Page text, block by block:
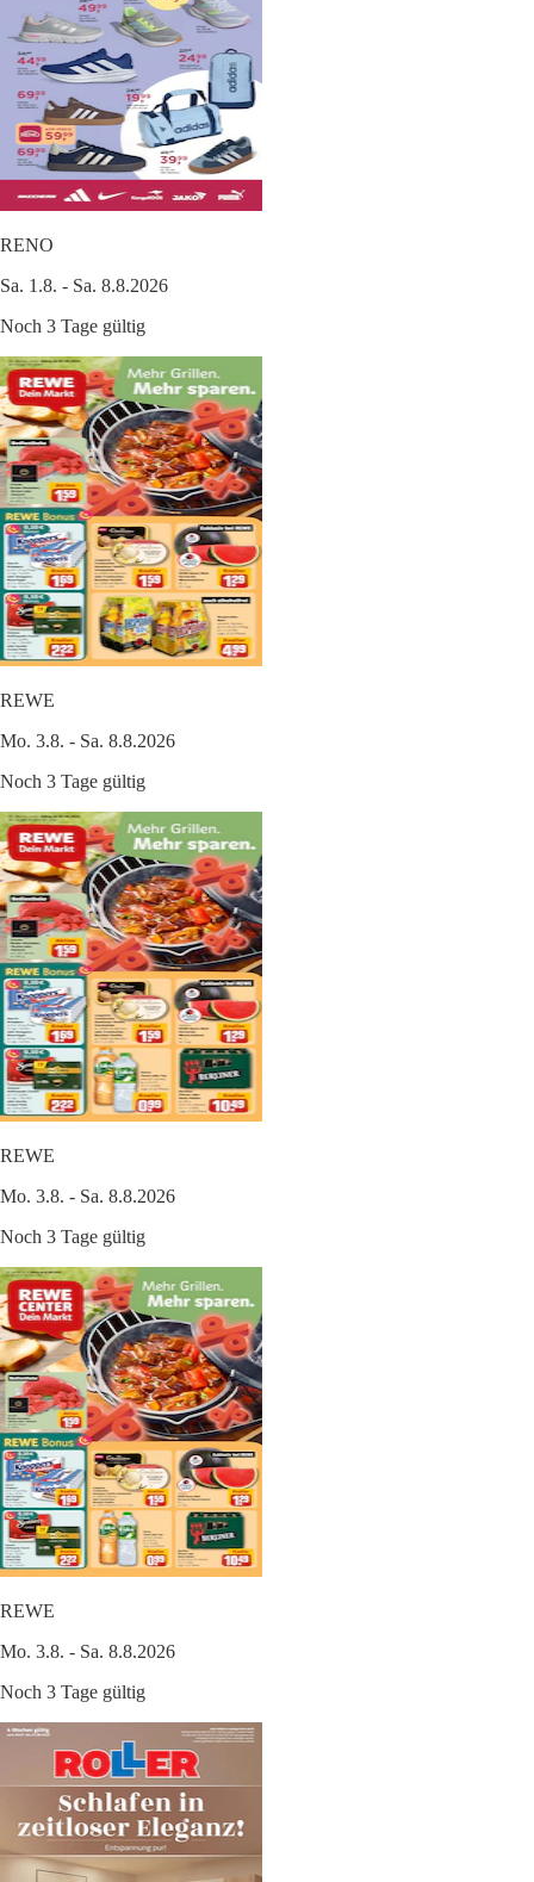
RENO
Sa. 1.8. - Sa. 8.8.2026
Noch 3 Tage gültig
REWE
Mo. 3.8. - Sa. 8.8.2026
Noch 3 Tage gültig
REWE
Mo. 3.8. - Sa. 8.8.2026
Noch 3 Tage gültig
REWE
Mo. 3.8. - Sa. 8.8.2026
Noch 3 Tage gültig